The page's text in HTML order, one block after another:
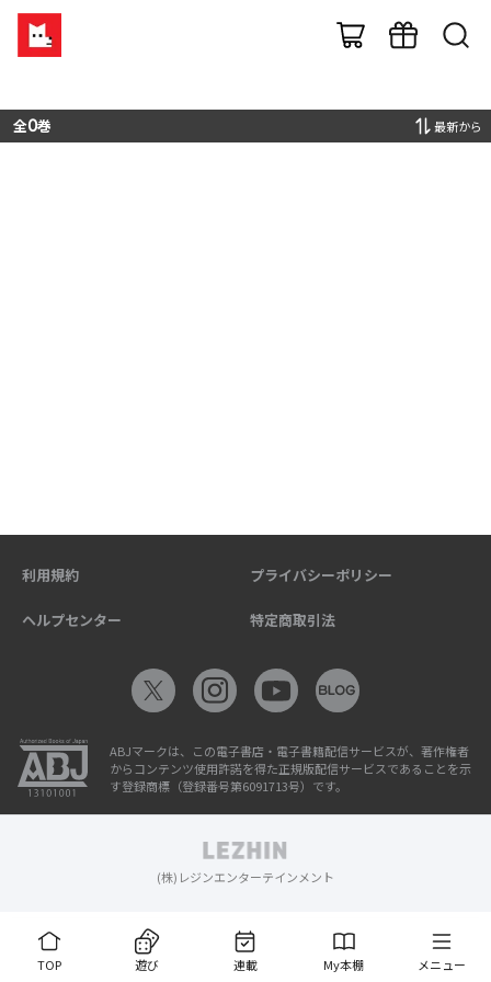
全0巻 最新から
TOP 遊び 連載 My本棚 メニュー
利用規約 プライバシーポリシー
ヘルプセンター 特定商取引法
ABJマークは、この電子書店・電子書籍配信サービスが、著作権者
からコンテンツ使用許諾を得た正規版配信サービスであることを示
す登録商標（登録番号第6091713号）です。
(株)レジンエンターテインメント